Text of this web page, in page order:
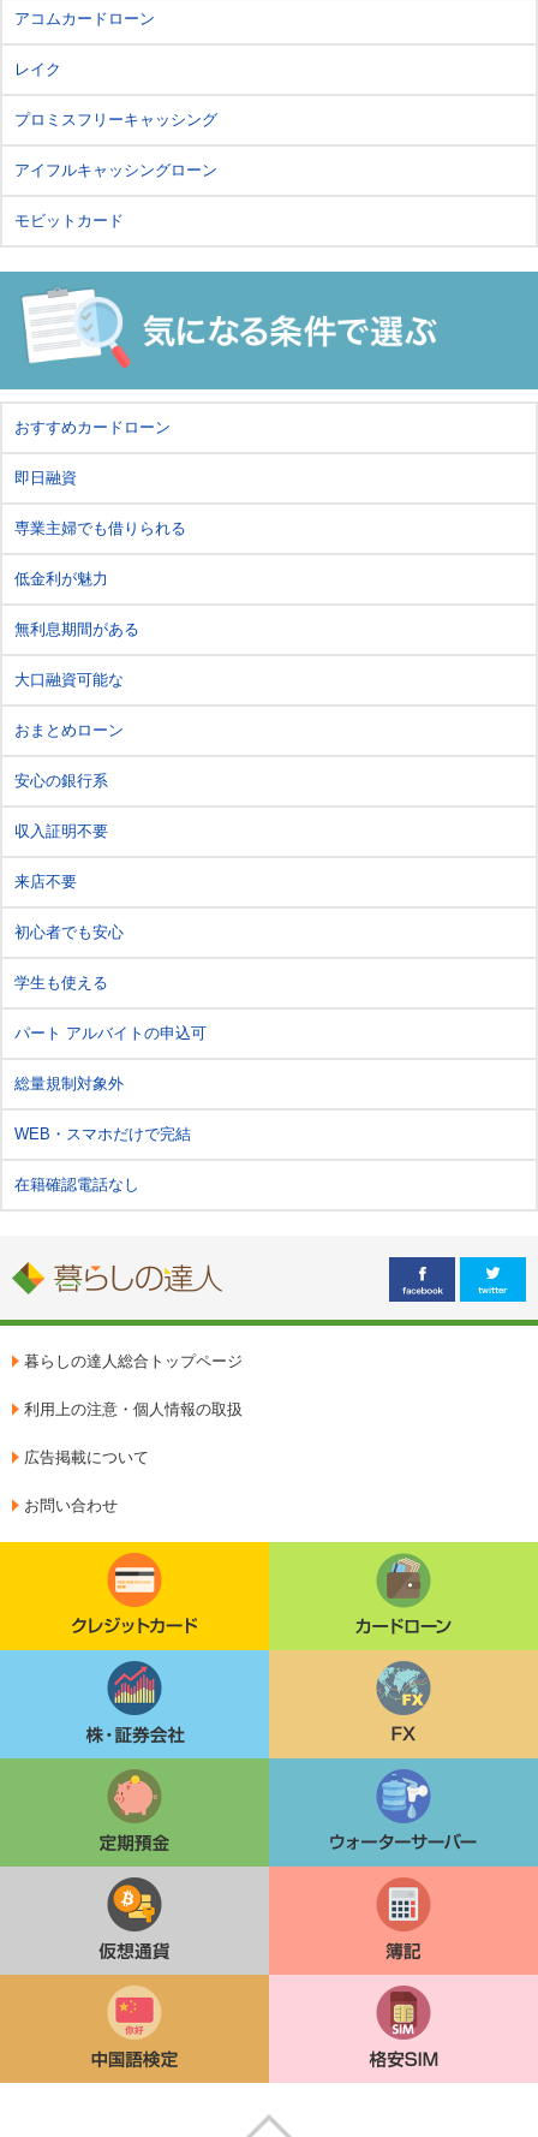
アコムカードローン
レイク
プロミスフリーキャッシング
アイフルキャッシングローン
モビットカード
おすすめカードローン
即日融資
専業主婦でも借りられる
低金利が魅力
無利息期間がある
大口融資可能な
おまとめローン
安心の銀行系
収入証明不要
来店不要
初心者でも安心
学生も使える
パート アルバイトの申込可
総量規制対象外
WEB・スマホだけで完結
在籍確認電話なし
暮らしの達人総合トップページ
利用上の注意・個人情報の取扱
広告掲載について
お問い合わせ
クレジットカード カードローン
株・証券会社 FX
定期貯金 ウォーターサーバー
仮想通貨 簿記
中国語検定 格安SIM